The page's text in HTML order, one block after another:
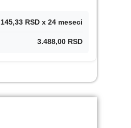
145,33 RSD x 24 meseci
3.488,00 RSD